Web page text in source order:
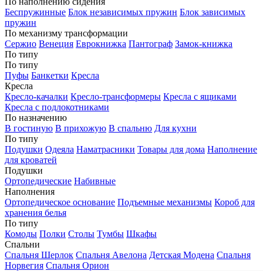
Беспружинные Блок независимых пружин Блок зависимых
пружин
По механизму трансформации
Сержио Венеция Еврокнижка Пантограф Замок-книжка
По типу
По типу
Пуфы Банкетки Кресла
Кресла
Кресло-качалки Кресло-трансформеры Кресла с ящиками
Кресла с подлокотниками
По назначению
В гостиную В прихожую В спальню Для кухни
По типу
Подушки Одеяла Наматрасники Товары для дома Наполнение
для кроватей
Подушки
Ортопедические Набивные
Наполнения
Ортопедическое основание Подъемные механизмы Короб для
хранения белья
По типу
Комоды Полки Столы Тумбы Шкафы
Спальни
Спальня Шерлок Спальня Авелона Детская Модена Спальня
Норвегия Спальня Орион